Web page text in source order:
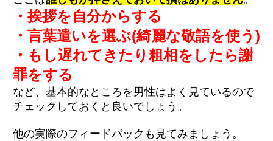
・挨拶を自分からする
・言葉遣いを選ぶ(綺麗な敬語を使う)
・もし遅れてきたり粗相をしたら謝
罪をする
など、基本的なところを男性はよく見ているので
チェックしておくと良いでしょう。
他の実際のフィードバックも見てみましょう。